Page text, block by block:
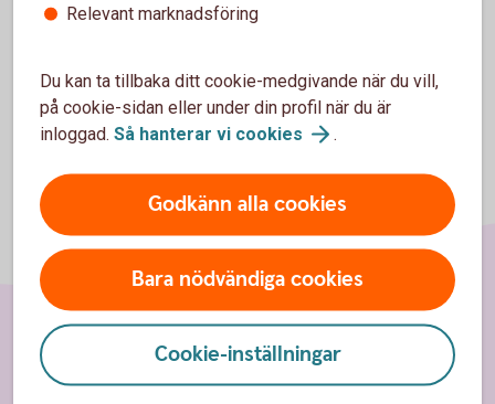
Relevant marknadsföring
Du kan ta tillbaka ditt cookie-medgivande när du vill,
på cookie-sidan eller under din profil när du är
inloggad. Så hanterar vi cookies .
Godkänn alla cookies
Bara nödvändiga cookies
Cookie-inställningar
Sidfot
Hitta snabbt